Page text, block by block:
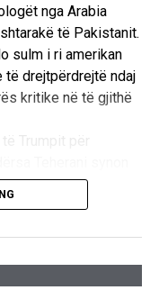
nga Arabia
të Pakistanit.
sulm i ri amerikan
të drejtpërdrejtë ndaj
kritike në të gjithë
madhe ekonomike
përshkallëzimin